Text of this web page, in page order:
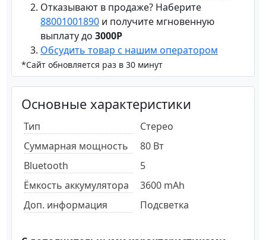
Отказывают в продаже? Наберите
88001001890 и получите мгновенную
выплату до 3000Р
Обсудить товар с нашим оператором
*Сайт обновляется раз в 30 минут
Основные характеристики
Тип
Стерео
Суммарная мощность
80 Вт
Bluetooth
5
Ёмкость аккумулятора
3600 mAh
Доп. информация
Подсветка